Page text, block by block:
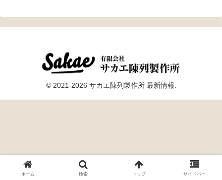
© 2021-2026 サカエ陳列製作所 最新情報.
ホーム 検索 トップ サイドバー